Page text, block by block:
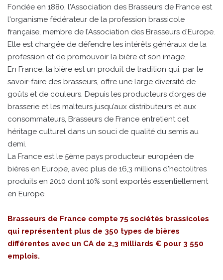
Fondée en 1880, l'Association des Brasseurs de France est
l'organisme fédérateur de la profession brassicole
française, membre de l’Association des Brasseurs d’Europe.
Elle est chargée de défendre les intérêts généraux de la
profession et de promouvoir la bière et son image.
En France, la bière est un produit de tradition qui, par le
savoir-faire des brasseurs, offre une large diversité de
goûts et de couleurs. Depuis les producteurs d’orges de
brasserie et les malteurs jusqu’aux distributeurs et aux
consommateurs, Brasseurs de France entretient cet
héritage culturel dans un souci de qualité du semis au
demi.
La France est le 5ème pays producteur européen de
bières en Europe, avec plus de 16,3 millions d'hectolitres
produits en 2010 dont 10% sont exportés essentiellement
en Europe.
Brasseurs de France compte 75 sociétés brassicoles
qui représentent plus de 350 types de bières
différentes avec un CA de 2,3 milliards € pour 3 550
emplois.